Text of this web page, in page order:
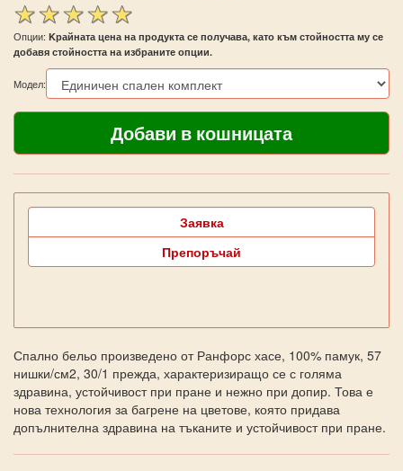
Опции: Kрайната цена на продукта се получава, като към стойността му се
добавя стойността на избраните опции.
Модел:
Заявка
Препоръчай
Спално бельо произведено от Ранфорс хасе, 100% памук, 57
нишки/см2, 30/1 прежда, характеризиращо се с голяма
здравина, устойчивост при пране и нежно при допир. Това е
нова технология за багрене на цветове, която придава
допълнителна здравина на тъканите и устойчивост при пране.